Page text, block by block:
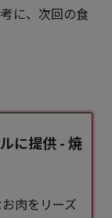
に、次回の食
に提供 - 焼
肉をリーズ